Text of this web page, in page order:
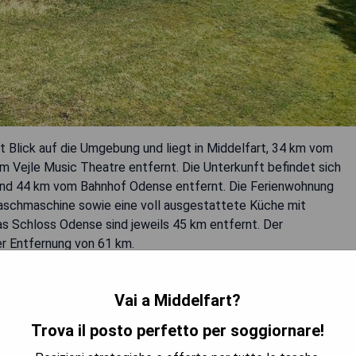
auf die Umgebung und liegt in Middelfart, 34 km vom
Vejle Music Theatre entfernt. Die Unterkunft befindet sich
44 km vom Bahnhof Odense entfernt. Die Ferienwohnung
sowie eine voll ausgestattete Küche mit
Schloss Odense sind jeweils 45 km entfernt. Der
Entfernung von 61 km.
Music Theatre
Vai a Middelfart?
Trova il posto perfetto per soggiornare!